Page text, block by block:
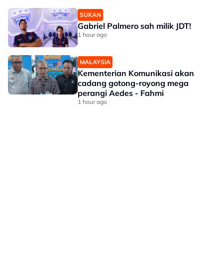
SUKAN
Gabriel Palmero sah milik JDT!
1 hour ago
MALAYSIA
Kementerian Komunikasi akan
cadang gotong-royong mega
perangi Aedes - Fahmi
1 hour ago